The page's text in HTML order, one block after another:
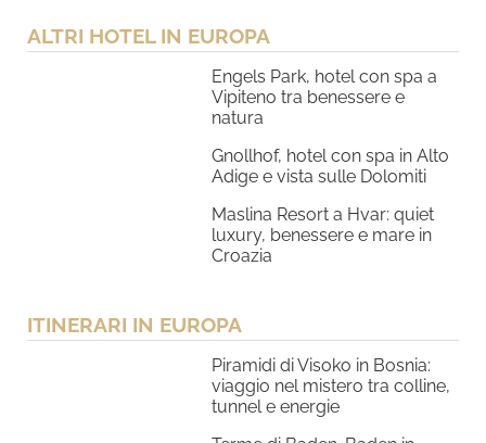
ALTRI HOTEL IN EUROPA
Engels Park, hotel con spa a
Vipiteno tra benessere e
natura
Gnollhof, hotel con spa in Alto
Adige e vista sulle Dolomiti
Maslina Resort a Hvar: quiet
luxury, benessere e mare in
Croazia
ITINERARI IN EUROPA
Piramidi di Visoko in Bosnia:
viaggio nel mistero tra colline,
tunnel e energie